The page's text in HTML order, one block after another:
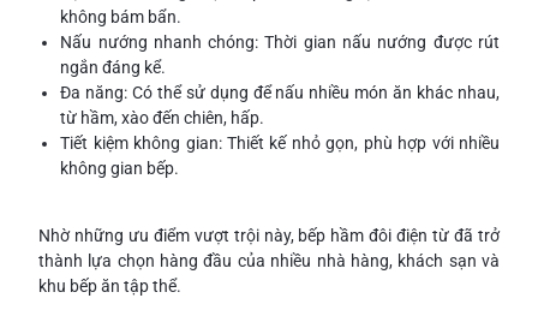
không bám bẩn.
Nấu nướng nhanh chóng: Thời gian nấu nướng được rút
ngắn đáng kể.
Đa năng: Có thể sử dụng để nấu nhiều món ăn khác nhau,
từ hầm, xào đến chiên, hấp.
Tiết kiệm không gian: Thiết kế nhỏ gọn, phù hợp với nhiều
không gian bếp.
Nhờ những ưu điểm vượt trội này, bếp hầm đôi điện từ đã trở
thành lựa chọn hàng đầu của nhiều nhà hàng, khách sạn và
khu bếp ăn tập thể.